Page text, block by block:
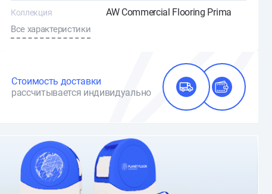
Коллекция AW Commercial Flooring Prima
Все характеристики
Стоимость доставки
рассчитывается индивидуально
О доставке и оплате